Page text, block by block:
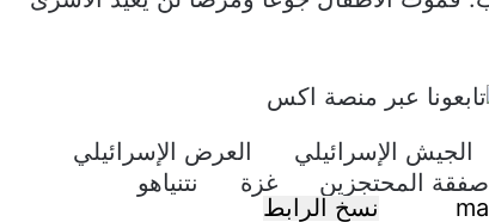
الجيش الإسرائيلي
العرض الإسرائيلي
صفقة المحتجزين غزة
نتنياهو
نسخ الرابط